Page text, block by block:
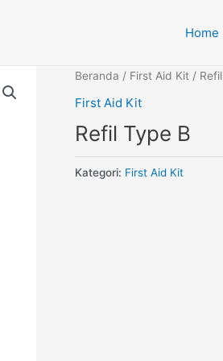
Home
Beranda / First Aid Kit /
First Aid Kit
Refil Type B
Kategori: First Aid Kit